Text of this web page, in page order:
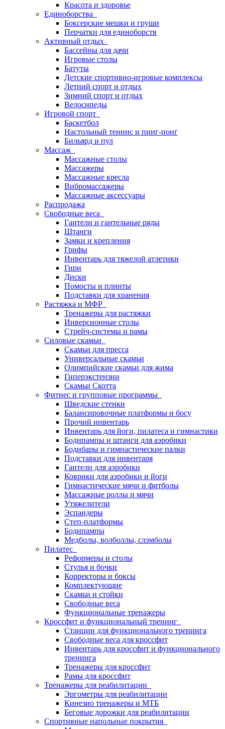
Красота и здоровье
Единоборства
Боксерские мешки и груши
Перчатки для единоборств
Активный отдых
Бассейны для дачи
Игровые столы
Батуты
Детские спортивно-игровые комплексы
Летний спорт и отдых
Зимний спорт и отдых
Велосипеды
Игровой спорт
Баскетбол
Настольный теннис и пинг-понг
Бильярд и пул
Массаж
Массажные столы
Массажеры
Массажные кресла
Вибромассажеры
Массажные аксессуары
Распродажа
Свободные веса
Гантели и гантельные ряды
Штанги
Замки и крепления
Грифы
Инвентарь для тяжелой атлетики
Гири
Диски
Помосты и плинты
Подставки для хранения
Растяжка и МФР
Тренажеры для растяжки
Инверсионные столы
Стрейч-системы и рамы
Силовые скамьи
Скамьи для пресса
Универсальные скамьи
Олимпийские скамьи для жима
Гиперэкстензии
Скамьи Скотта
Фитнес и групповые программы
Шведские стенки
Балансировочные платформы и босу
Прочий инвентарь
Инвентарь для йоги, пилатеса и гимнастики
Бодипампы и штанги для аэробики
Бодибары и гимнастические палки
Подставки для инвентаря
Гантели для аэробики
Коврики для аэробики и йоги
Гимнастические мячи и фитболы
Массажные роллы и мячи
Утяжелители
Эспандеры
Степ-платформы
Бодипампы
Медболы, волболлы, слэмболы
Пилатес
Реформеры и столы
Стулья и бочки
Корректоры и боксы
Комплектующие
Скамьи и стойки
Свободные веса
Функциональные тренажеры
Кроссфит и функциональный тренинг
Станции для функционального тренинга
Свободные веса для кроссфит
Инвентарь для кроссфит и функционального
тренинга
Тренажеры для кроссфит
Рамы для кроссфит
Тренажеры для реабилитации
Эргометры для реабилитации
Кинезио тренажеры и МТБ
Беговые дорожки для реабилитации
Спортивные напольные покрытия